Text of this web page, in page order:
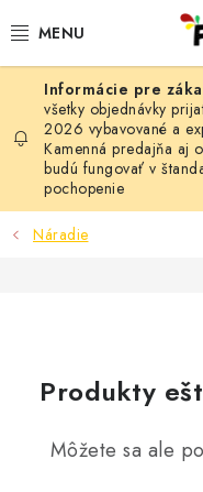
na
FARBY A LAKY
STAVEBNÁ CHÉMIA
MALIARSKE POTREBY
AUTO-MOTO
AKCIA
všetky objednávky
2026 vybavované a
Kamenná predajňa aj
budú fungovať v
pochopenie
Náradie
Produkty
Môžete sa ale